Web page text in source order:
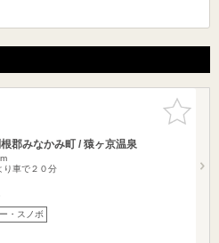
お気に入
りに追加
郡みなかみ町 / 猿ヶ京温泉
り車で２０分
・スノボ